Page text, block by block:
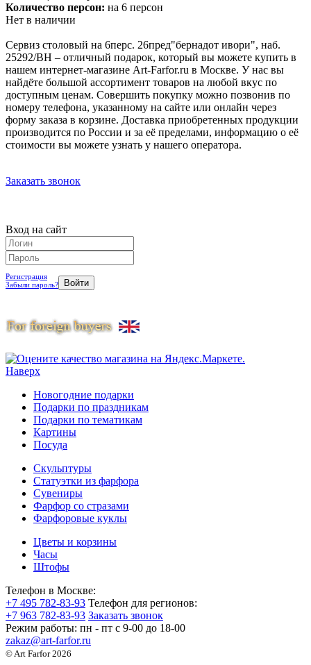
Количество персон: на 6 персон
Нет в наличии
Сервиз столовый на 6перс. 26пред"бернадот ивори", наб.
25292/BH – отличный подарок, который вы можете купить в
нашем интернет-магазине Art-Farfor.ru в Москве. У нас вы
найдёте большой ассортимент товаров на любой вкус по
доступным ценам. Совершить покупку можно позвонив по
номеру телефона, указанному на сайте или онлайн через
форму заказа в корзине. Доставка приобретенных продукции
производится по России и за её пределами, информацию о её
стоимости вы можете узнать у нашего оператора.
Заказать звонок
Вход на сайт
Регистрация
Забыли пароль?
Наверх
Новогодние подарки
Подарки по праздникам
Подарки по тематикам
Картины
Посуда
Скульптуры
Статуэтки из фарфора
Сувениры
Фарфор со стразами
Фарфоровые куклы
Цветы и корзины
Часы
Штофы
Телефон в Москве:
+7 495 782-83-93 Телефон для регионов:
+7 963 782-83-93 Заказать звонок
Режим работы: пн - пт c 9-00 до 18-00
zakaz@art-farfor.ru
© Art Farfor 2026